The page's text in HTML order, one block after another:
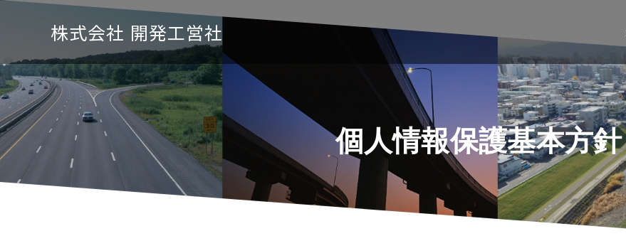
株式会社 開発工営社
個人情報保護基本方針